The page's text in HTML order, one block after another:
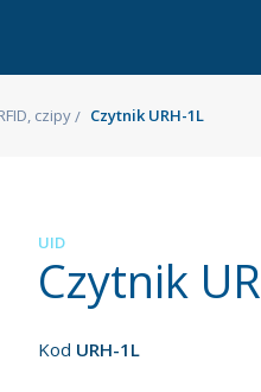
czipy Czytnik URH-1L
UID
Czytnik
Kod URH-1L